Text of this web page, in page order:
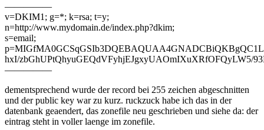
—————
v=DKIM1; g=*; k=rsa; t=y;
n=http://www.mydomain.de/index.php?dkim;
s=email;
hxI/zbGhUPtQhyuGEQdVFyhjEJgxyUAOmIXuXRfOFQyLW5/
—————
dementsprechend wurde der record bei 255 zeichen abgeschnitten
und der public key war zu kurz. ruckzuck habe ich das in der
datenbank geaendert, das zonefile neu geschrieben und siehe da: der
eintrag steht in voller laenge im zonefile.